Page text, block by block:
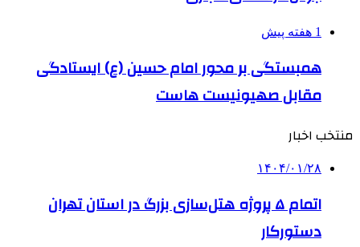
1 هفته پیش
همبستگی بر محور امام حسین (ع) ایستادگی
مقابل صهیونیست هاست
منتخب اخبار
۱۴۰۴/۰۱/۲۸
اتمام ۵ پروژه هتل‌سازی بزرگ در استان تهران
دستورکار